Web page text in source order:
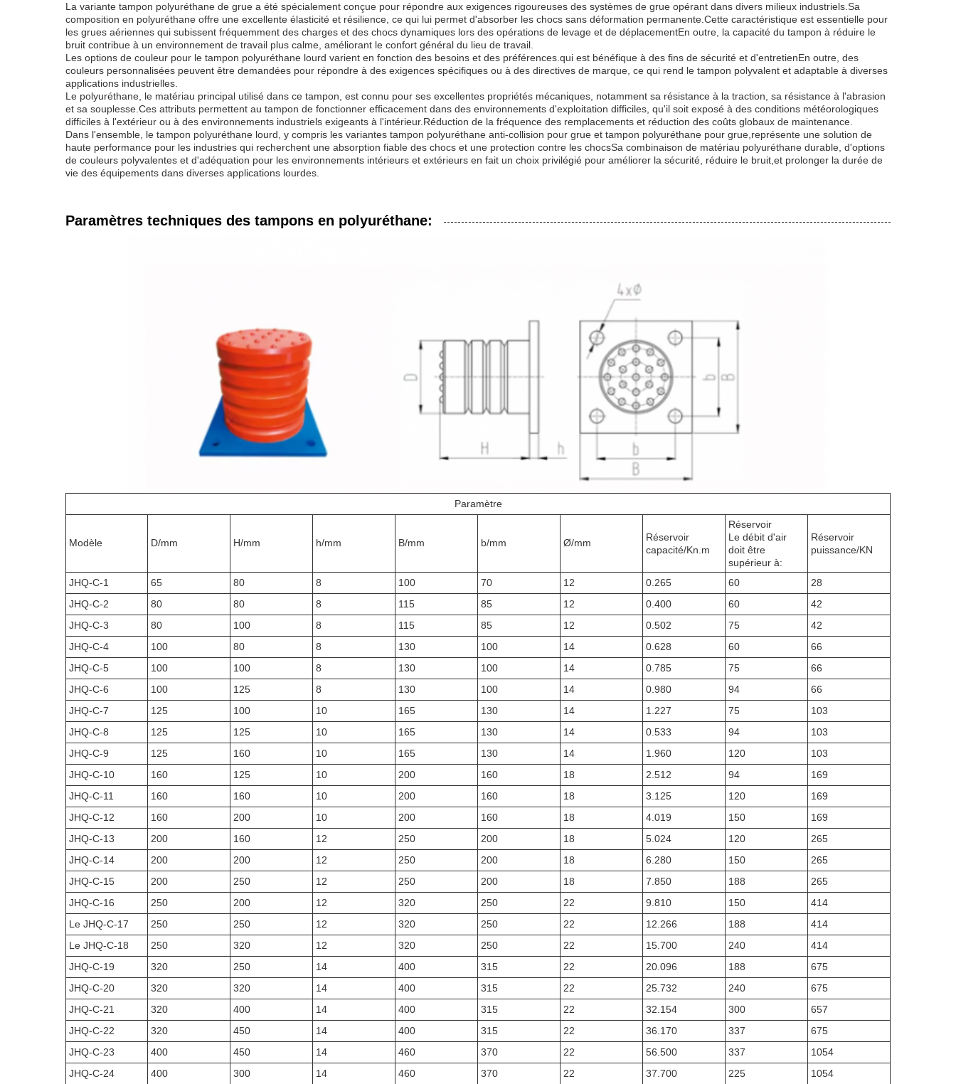
La variante tampon polyuréthane de grue a été spécialement conçue pour répondre aux exigences rigoureuses des systèmes de grue opérant dans divers milieux industriels.Sa
composition en polyuréthane offre une excellente élasticité et résilience, ce qui lui permet d'absorber les chocs sans déformation permanente.Cette caractéristique est essentielle pour
les grues aériennes qui subissent fréquemment des charges et des chocs dynamiques lors des opérations de levage et de déplacementEn outre, la capacité du tampon à réduire le
bruit contribue à un environnement de travail plus calme, améliorant le confort général du lieu de travail.
Les options de couleur pour le tampon polyuréthane lourd varient en fonction des besoins et des préférences.qui est bénéfique à des fins de sécurité et d'entretienEn outre, des
couleurs personnalisées peuvent être demandées pour répondre à des exigences spécifiques ou à des directives de marque, ce qui rend le tampon polyvalent et adaptable à diverses
applications industrielles.
Le polyuréthane, le matériau principal utilisé dans ce tampon, est connu pour ses excellentes propriétés mécaniques, notamment sa résistance à la traction, sa résistance à l'abrasion
et sa souplesse.Ces attributs permettent au tampon de fonctionner efficacement dans des environnements d'exploitation difficiles, qu'il soit exposé à des conditions météorologiques
difficiles à l'extérieur ou à des environnements industriels exigeants à l'intérieur.Réduction de la fréquence des remplacements et réduction des coûts globaux de maintenance.
Dans l'ensemble, le tampon polyuréthane lourd, y compris les variantes tampon polyuréthane anti-collision pour grue et tampon polyuréthane pour grue,représente une solution de
haute performance pour les industries qui recherchent une absorption fiable des chocs et une protection contre les chocsSa combinaison de matériau polyuréthane durable, d'options
de couleurs polyvalentes et d'adéquation pour les environnements intérieurs et extérieurs en fait un choix privilégié pour améliorer la sécurité, réduire le bruit,et prolonger la durée de
vie des équipements dans diverses applications lourdes.
Paramètres techniques des tampons en polyuréthane:
Paramètre
Modèle D/mm H/mm h/mm B/mm b/mm Ø/mm
Réservoir
capacité/Kn.m
Réservoir
Le débit d'air
doit être
supérieur à:
Réservoir
puissance/KN
JHQ-C-1 65 80 8 100 70 12 0.265 60
28
JHQ-C-2
80 80 8 115 85 12 0.400 60
42
JHQ-C-3
80 100 8 115 85 12 0.502 75
42
JHQ-C-4
100 80 8 130 100 14 0.628 60
66
JHQ-C-5
100 100 8 130 100 14 0.785 75
66
JHQ-C-6
100 125 8 130 100 14 0.980 94
66
JHQ-C-7
125 100 10 165 130 14 1.227 75
103
JHQ-C-8
125 125 10 165 130 14 0.533 94
103
JHQ-C-9
125 160 10 165 130 14 1.960 120
103
JHQ-C-10
160 125 10 200 160 18 2.512 94
169
JHQ-C-11
160 160 10 200 160 18 3.125 120
169
JHQ-C-12
160 200 10 200 160 18 4.019 150
169
JHQ-C-13
200 160 12 250 200 18 5.024 120
265
JHQ-C-14
200 200 12 250 200 18 6.280 150
265
JHQ-C-15
200 250 12 250 200 18 7.850 188
265
JHQ-C-16
250 200 12 320 250 22 9.810 150
414
Le JHQ-C-17
250 250 12 320 250 22 12.266 188
414
Le JHQ-C-18
250 320 12 320 250 22 15.700 240
414
JHQ-C-19
320 250 14 400 315 22 20.096 188
675
JHQ-C-20
320 320 14 400 315 22 25.732 240
675
JHQ-C-21
320 400 14 400 315 22 32.154 300
657
JHQ-C-22
320 450 14 400 315 22 36.170 337
675
JHQ-C-23
400 450 14 460 370 22 56.500 337
1054
JHQ-C-24
400 300 14 460 370 22 37.700 225 1054